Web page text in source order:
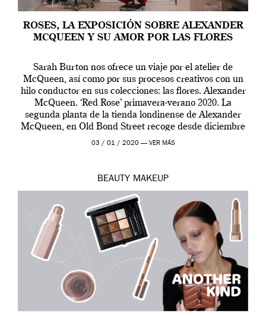
ROSES, LA EXPOSICIÓN SOBRE ALEXANDER
MCQUEEN Y SU AMOR POR LAS FLORES
Sarah Burton nos ofrece un viaje por el atelier de
McQueen, así como por sus procesos creativos con un
hilo conductor en sus colecciones: las flores. Alexander
McQueen. ‘Red Rose’ primavera-verano 2020. La
segunda planta de la tienda londinense de Alexander
McQueen, en Old Bond Street recoge desde diciembre
de 2019 hasta final de abril […]
03 / 01 / 2020 — VER MÁS
BEAUTY MAKEUP